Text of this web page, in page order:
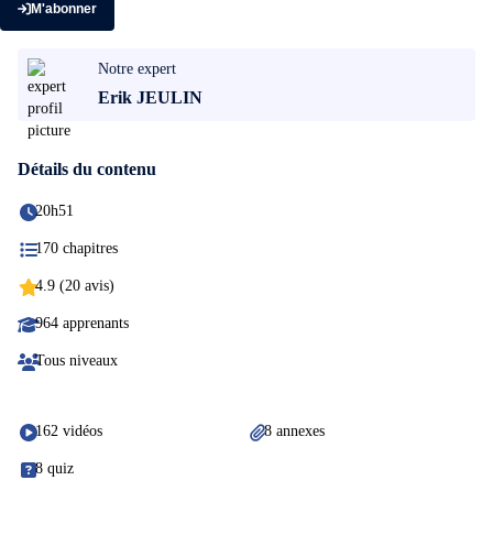
M'abonner
Notre expert
Erik JEULIN
Détails du contenu
20h51
170 chapitres
4.9 (20 avis)
964 apprenants
Tous niveaux
162 vidéos 8 annexes
8 quiz